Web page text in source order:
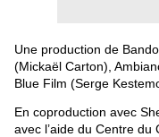
Une production de
(Mickaël Carton),
Blue Film (Serge
En coproduction avec
avec l’aide du Centre du